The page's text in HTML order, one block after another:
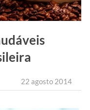
22 agosto 2014